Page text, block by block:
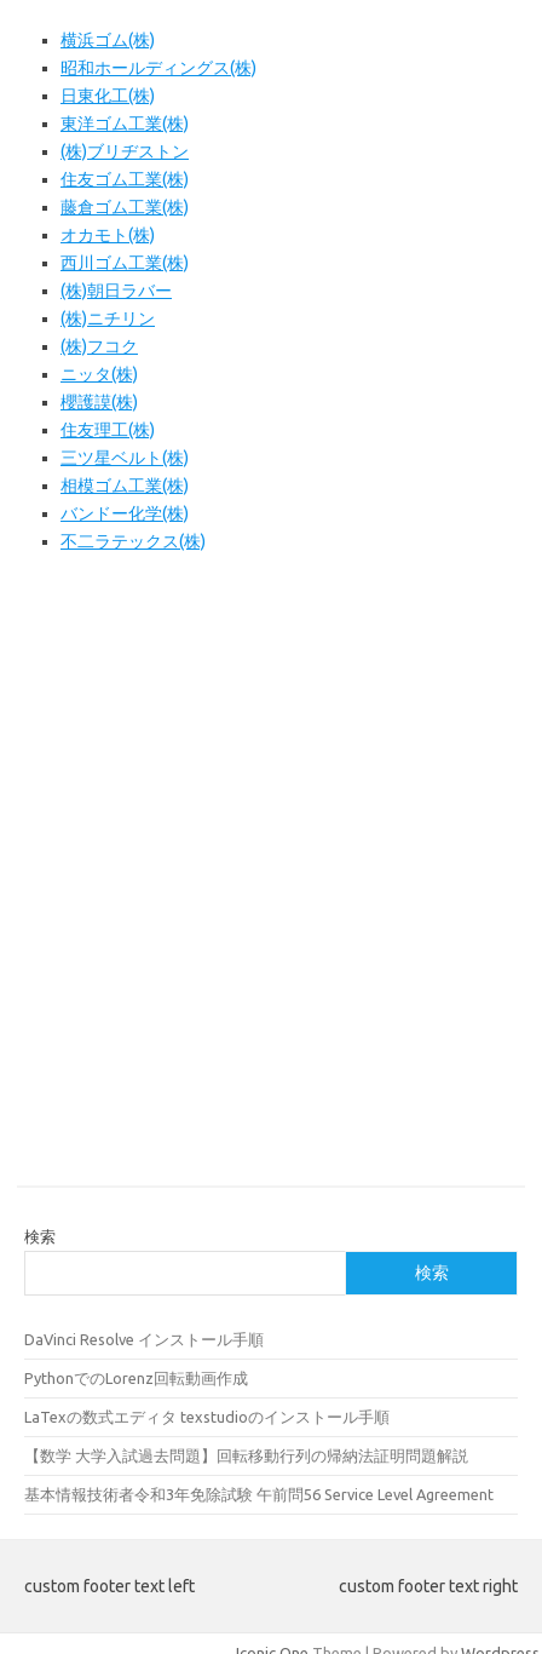
横浜ゴム(株)
昭和ホールディングス(株)
日東化工(株)
東洋ゴム工業(株)
(株)ブリヂストン
住友ゴム工業(株)
藤倉ゴム工業(株)
オカモト(株)
西川ゴム工業(株)
(株)朝日ラバー
(株)ニチリン
(株)フコク
ニッタ(株)
櫻護謨(株)
住友理工(株)
三ツ星ベルト(株)
相模ゴム工業(株)
バンドー化学(株)
不二ラテックス(株)
検索
検索
DaVinci Resolve インストール手順
PythonでのLorenz回転動画作成
LaTexの数式エディタ texstudioのインストール手順
【数学 大学入試過去問題】回転移動行列の帰納法証明問題解説
基本情報技術者令和3年免除試験 午前問56 Service Level Agreement
custom footer text left custom footer text right